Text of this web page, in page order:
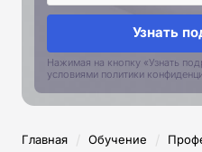
Узнать
Нажимая на кнопку «Узнать
условиями политики
Главная / Обучение /